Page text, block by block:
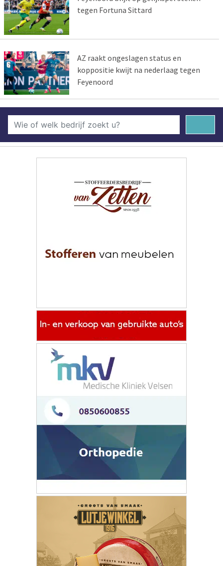
tegen Fortuna Sittard
AZ raakt ongeslagen status en
koppositie kwijt na nederlaag tegen
Feyenoord